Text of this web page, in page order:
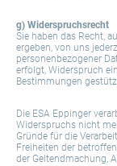
g) Widerspruchsrecht
Sie haben das Recht,
ergeben, von uns
personenbezogener
erfolgt, Widerspruch
Bestimmungen
Die ESA Eppinger
Widerspruchs nicht
Gründe für die
Freiheiten der
der Geltendmachung,